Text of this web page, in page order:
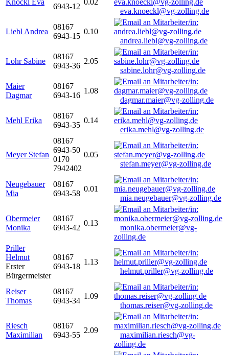
Knöckl Eva
6943-12
0.02
eva.knoeckl@vg-zolling.de
Liebl Andrea
08167
6943-15
0.10
andrea.liebl@vg-zolling.de
Lohr Sabine
08167
6943-36
2.05
sabine.lohr@vg-zolling.de
Maier
Dagmar
08167
6943-16
1.08
dagmar.maier@vg-zolling.de
Mehl Erika
08167
6943-35
0.14
erika.mehl@vg-zolling.de
Meyer Stefan
08167
6943-50
0170
7942402
0.05
stefan.meyer@vg-zolling.de
Neugebauer
Mia
08167
6943-58
0.01
mia.neugebauer@vg-zolling.de
Obermeier
Monika
08167
6943-42
0.13
monika.obermeier@vg-
zolling.de
Priller
Helmut
Erster
Bürgermeister
08167
6943-18
1.13
helmut.priller@vg-zolling.de
Reiser
Thomas
08167
6943-34
1.09
thomas.reiser@vg-zolling.de
Riesch
Maximilian
08167
6943-55
2.09
maximilian.riesch@vg-
zolling.de